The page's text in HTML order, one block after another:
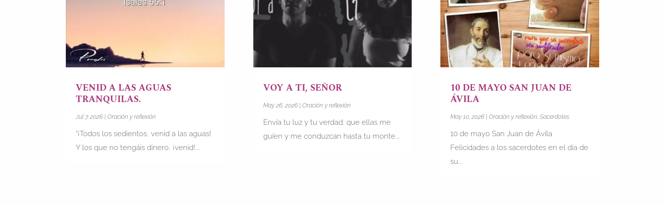
VENID A LAS AGUAS
TRANQUILAS.
Jul 7, 2026 |Oración y reflexión
“¡Todos los sedientos, venid a las aguas!
Y los que no tengáis dinero, ¡venid!...
VOY A TI, SEÑOR
May 26, 2026| Oración y reflexión
Envía tu luz y tu verdad: que ellas me
guíen y me conduzcan hasta tu monte...
10 DE MAYO SAN JUAN DE
ÁVILA
May 10, 2026| Oración y reflexión, Sacerdotes
10 de mayo San Juan de Ávila
Felicidades a los sacerdotes en el día de
su...